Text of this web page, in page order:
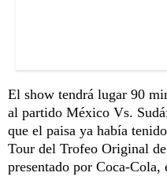
El show tendrá lugar 90
al partido México Vs.
que el paisa ya había
Tour del Trofeo Original
presentado por Coca-Cola,